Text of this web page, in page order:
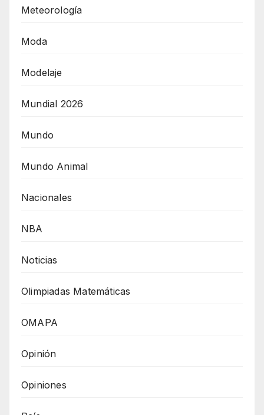
Meteorología
Moda
Modelaje
Mundial 2026
Mundo
Mundo Animal
Nacionales
NBA
Noticias
Olimpiadas Matemáticas
OMAPA
Opinión
Opiniones